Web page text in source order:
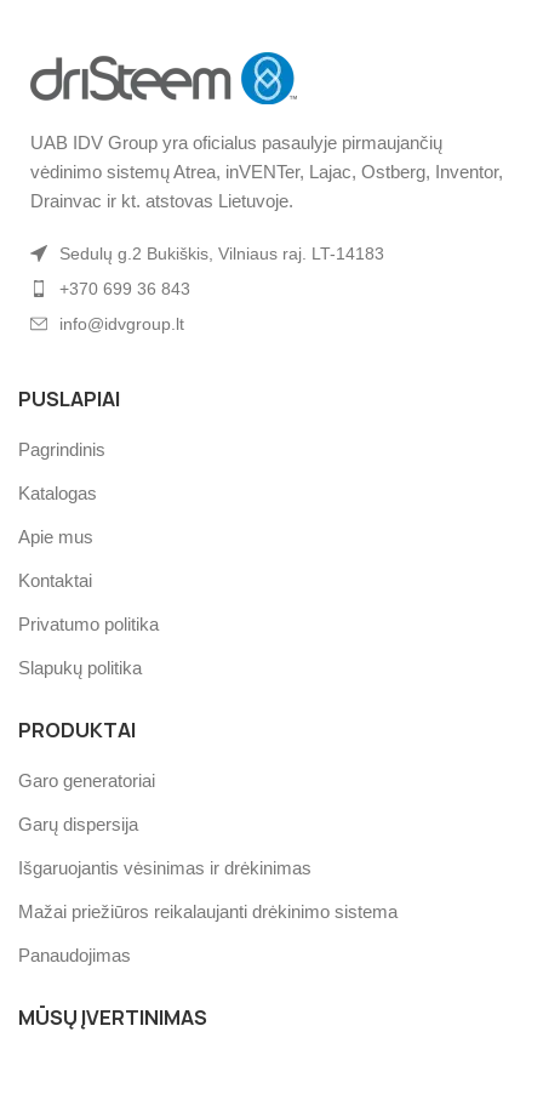
UAB IDV Group yra oficialus pasaulyje pirmaujančių
vėdinimo sistemų Atrea, inVENTer, Lajac, Ostberg, Inventor,
Drainvac ir kt. atstovas Lietuvoje.
Sedulų g.2 Bukiškis, Vilniaus raj. LT-14183
+370 699 36 843
info@idvgroup.lt
PUSLAPIAI
Pagrindinis
Katalogas
Apie mus
Kontaktai
Privatumo politika
Slapukų politika
PRODUKTAI
Garo generatoriai
Garų dispersija
Išgaruojantis vėsinimas ir drėkinimas
Mažai priežiūros reikalaujanti drėkinimo sistema
Panaudojimas
MŪSŲ ĮVERTINIMAS